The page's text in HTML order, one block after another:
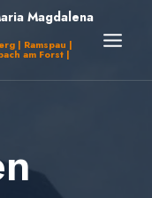
Magdalena
| Ramspau |
am Forst |